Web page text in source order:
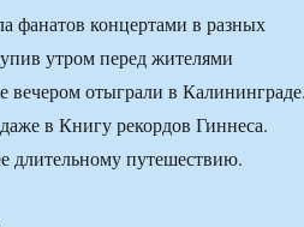
фанатов концертами в разных
утром перед жителями
вечером отыграли в Калининграде.
в Книгу рекордов Гиннеса.
длительному путешествию.